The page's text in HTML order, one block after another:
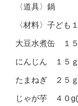
〈道具〉鍋
〈材料〉子ども
大豆水煮缶 １
にんじん １５ｇ
たまねぎ ２５
じゃが芋 ４０